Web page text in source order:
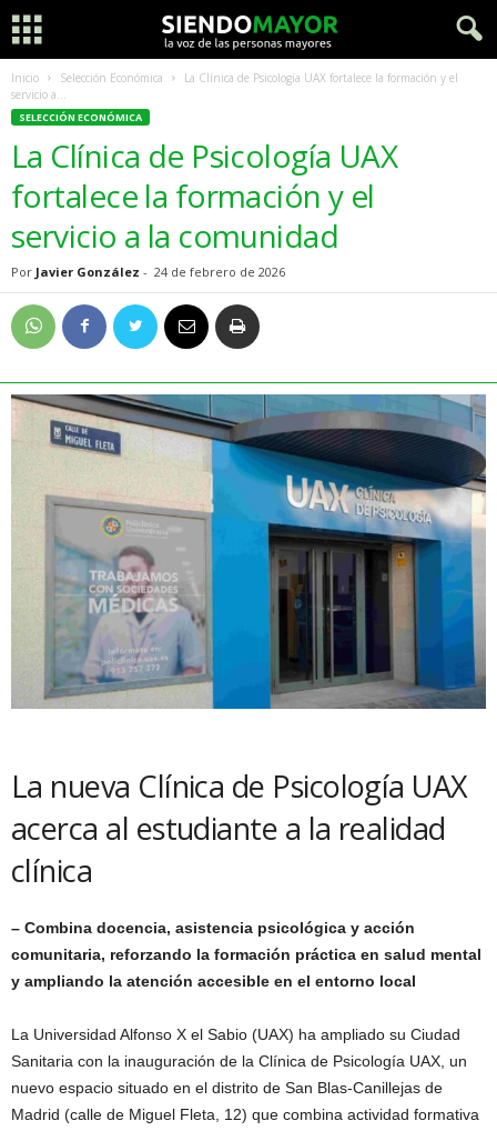
Inicio Selección Económica
La Clínica de Psicología UAX fortalece la formación y el
servicio a...
SELECCIÓN ECONÓMICA
La Clínica de Psicología UAX
fortalece la formación y el
servicio a la comunidad
Por Javier González - 24 de febrero de 2026
La nueva Clínica de Psicología UAX
acerca al estudiante a la realidad
clínica
– Combina docencia, asistencia psicológica y acción
comunitaria, reforzando la formación práctica en salud mental
y ampliando la atención accesible en el entorno local
La Universidad Alfonso X el Sabio (UAX) ha ampliado su Ciudad
Sanitaria con la inauguración de la Clínica de Psicología UAX, un
nuevo espacio situado en el distrito de San Blas-Canillejas de
Madrid (calle de Miguel Fleta, 12) que combina actividad formativa